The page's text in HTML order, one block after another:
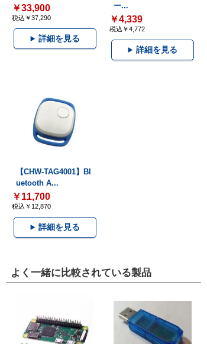
￥33,900
税込￥37,290
詳細を見る
ー...
￥4,339
税込￥4,772
詳細を見る
【CHW-TAG4001】Bl
uetooth A...
￥11,700
税込￥12,870
詳細を見る
よく一緒に比較されている製品